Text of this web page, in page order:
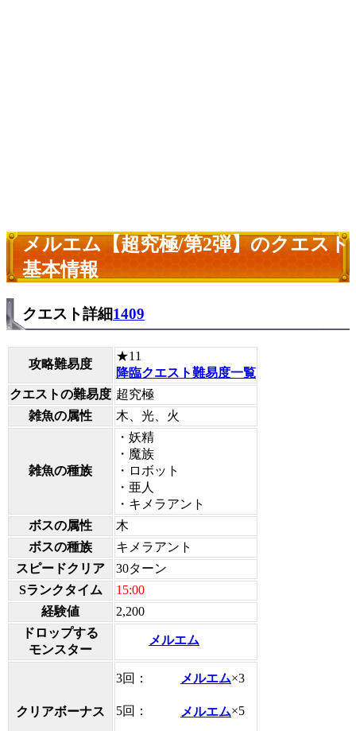
メルエム【超究極/第2弾】のクエスト
基本情報
クエスト詳細1409
攻略難易度
★11
降臨クエスト難易度一覧
クエストの難易度 超究極
雑魚の属性
木、光、火
雑魚の種族
・妖精
・魔族
・ロボット
・亜人
・キメラアント
ボスの属性
木
ボスの種族
キメラアント
スピードクリア
30ターン
Sランクタイム
15:00
経験値
2,200
ドロップする
モンスター
メルエム
クリアボーナス
3回： メルエム×3
5回： メルエム×5